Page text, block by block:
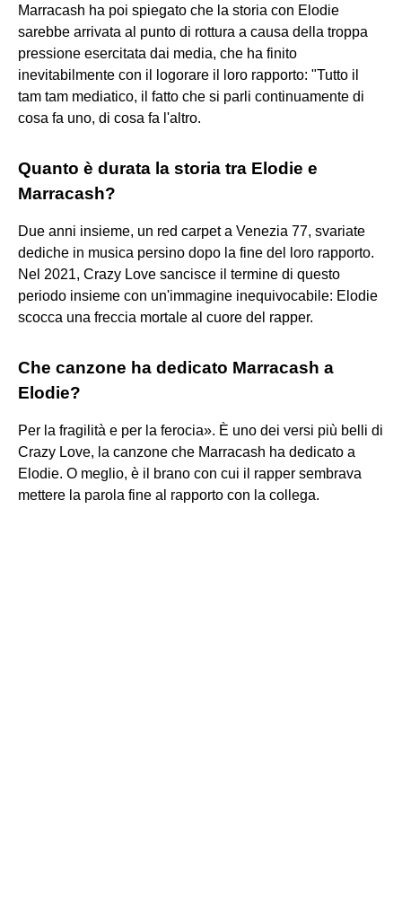
Marracash ha poi spiegato che la storia con Elodie
sarebbe arrivata al punto di rottura a causa della troppa
pressione esercitata dai media, che ha finito
inevitabilmente con il logorare il loro rapporto: "Tutto il
tam tam mediatico, il fatto che si parli continuamente di
cosa fa uno, di cosa fa l'altro.
Quanto è durata la storia tra Elodie e
Marracash?
Due anni insieme, un red carpet a Venezia 77, svariate
dediche in musica persino dopo la fine del loro rapporto.
Nel 2021, Crazy Love sancisce il termine di questo
periodo insieme con un'immagine inequivocabile: Elodie
scocca una freccia mortale al cuore del rapper.
Che canzone ha dedicato Marracash a
Elodie?
Per la fragilità e per la ferocia». È uno dei versi più belli di
Crazy Love, la canzone che Marracash ha dedicato a
Elodie. O meglio, è il brano con cui il rapper sembrava
mettere la parola fine al rapporto con la collega.